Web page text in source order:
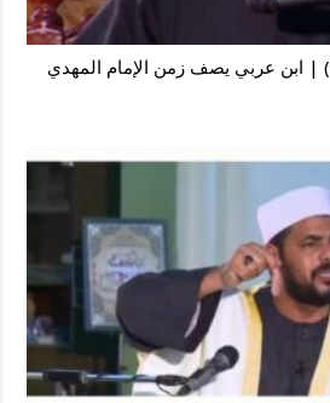
الإمام المهدي والفتن (36) | ابن عربي يصف زمن الإمام المهدي